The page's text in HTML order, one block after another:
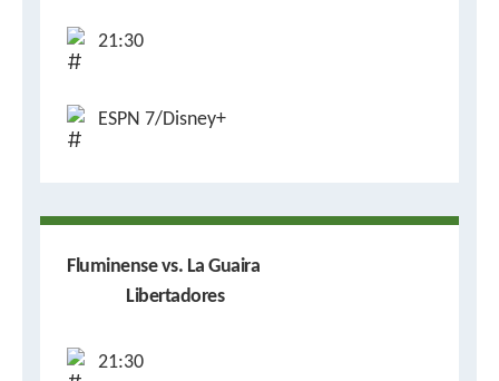
21:30
ESPN 7/Disney+
Fluminense vs. La Guaira
Libertadores
21:30